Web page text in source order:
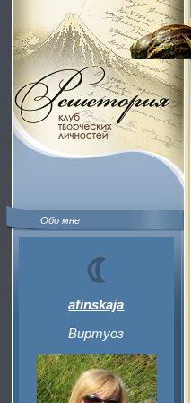
Обо мне
afinskaja
Виртуоз